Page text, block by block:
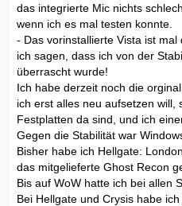
das integrierte Mic nichts
wenn ich es mal testen konnte.
- Das vorinstallierte Vista ist
ich sagen, dass ich von der
überrascht wurde!
Ich habe derzeit noch die
ich erst alles neu aufsetzen will,
Festplatten da sind, und ich
Gegen die Stabilität war
Bisher habe ich Hellgate:
das mitgelieferte Ghost Recon
Bis auf WoW hatte ich bei allen
Bei Hellgate und Crysis habe